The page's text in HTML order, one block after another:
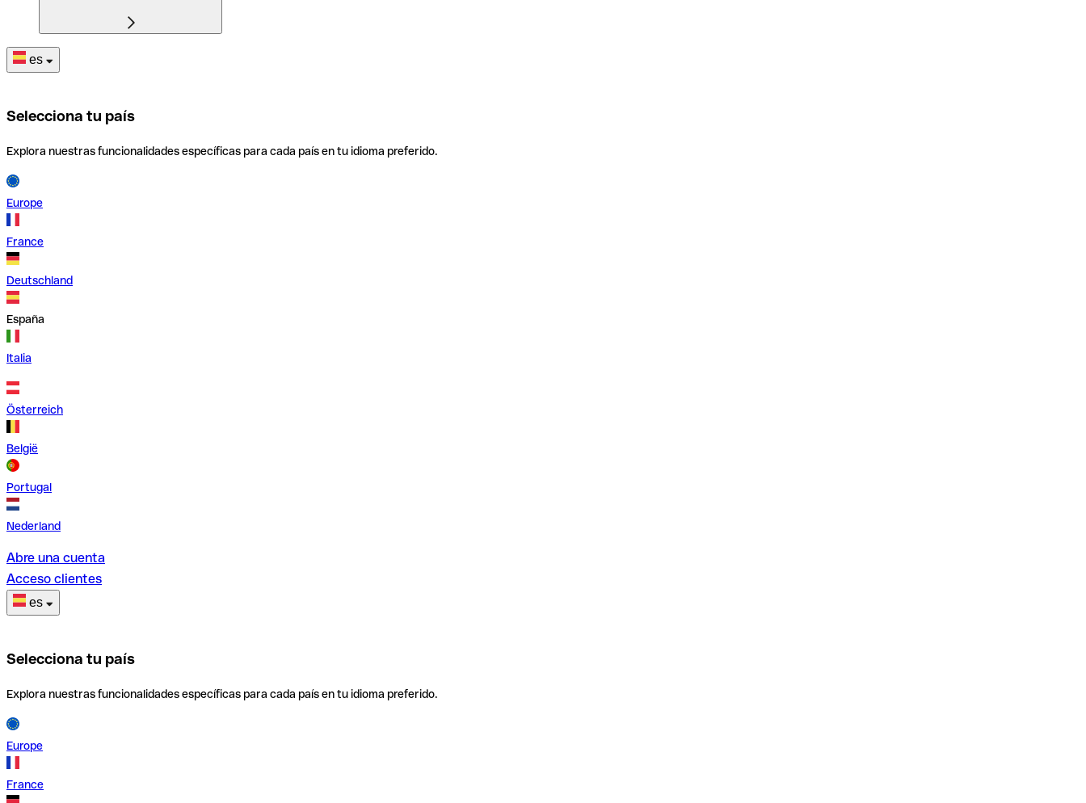
es
Selecciona tu país
Explora nuestras funcionalidades específicas para cada país en tu idioma preferido.
Europe
France
Deutschland
España
Italia
Österreich
België
Portugal
Nederland
Abre una cuenta
Acceso clientes
es
Selecciona tu país
Explora nuestras funcionalidades específicas para cada país en tu idioma preferido.
Europe
France